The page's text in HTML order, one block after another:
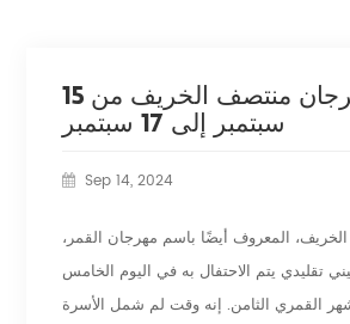
عطلة مهرجان منتصف الخريف من 15
سبتمبر إلى 17 سبتمبر
Sep 14, 2024
المعروف أيضًا باسم مهرجان القمر،
تقليدي يتم الاحتفال به في اليوم الخامس
القمري الثامن. إنه وقت لم شمل الأسرة